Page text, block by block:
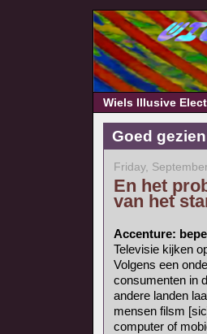
Wiels Illusive
Goed gezien
Friday,
En het
van het
Accenture:
Televisie kijken
Volgens een
consumenten in
andere landen
mensen filsm
computer of